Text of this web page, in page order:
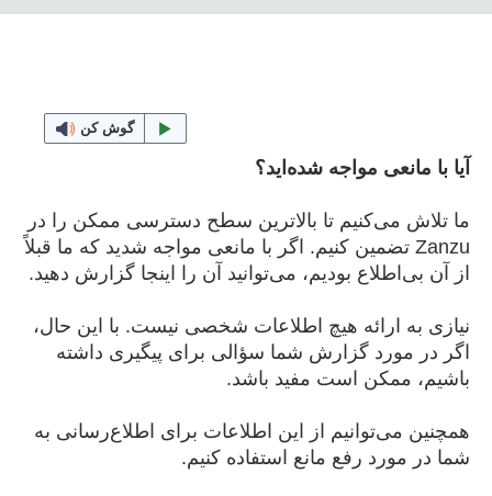
گوش کن
آیا با مانعی مواجه شده‌اید؟
ما تلاش می‌کنیم تا بالاترین سطح دسترسی ممکن را در
Zanzu تضمین کنیم. اگر با مانعی مواجه شدید که ما قبلاً
از آن بی‌اطلاع بودیم، می‌توانید آن را اینجا گزارش دهید.
نیازی به ارائه هیچ اطلاعات شخصی نیست. با این حال،
اگر در مورد گزارش شما سؤالی برای پیگیری داشته
باشیم، ممکن است مفید باشد.
همچنین می‌توانیم از این اطلاعات برای اطلاع‌رسانی به
شما در مورد رفع مانع استفاده کنیم.